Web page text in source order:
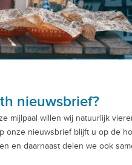
nieuwsbrief?
mijlpaal willen wij natuurlijk
onze nieuwsbrief blijft u op de
en daarnaast delen we ook